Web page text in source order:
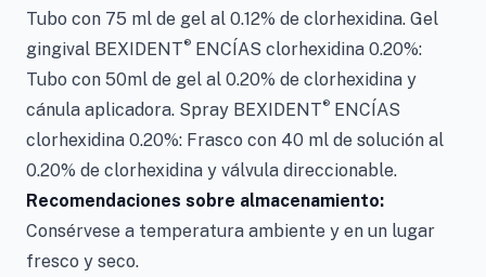
Tubo con 75 ml de gel al 0.12% de clorhexidina. Gel
gingival BEXIDENT® ENCÍAS clorhexidina 0.20%:
Tubo con 50ml de gel al 0.20% de clorhexidina y
cánula aplicadora. Spray BEXIDENT® ENCÍAS
clorhexidina 0.20%: Frasco con 40 ml de solución al
0.20% de clorhexidina y válvula direccionable.
Recomendaciones sobre almacenamiento:
Consérvese a temperatura ambiente y en un lugar
fresco y seco.